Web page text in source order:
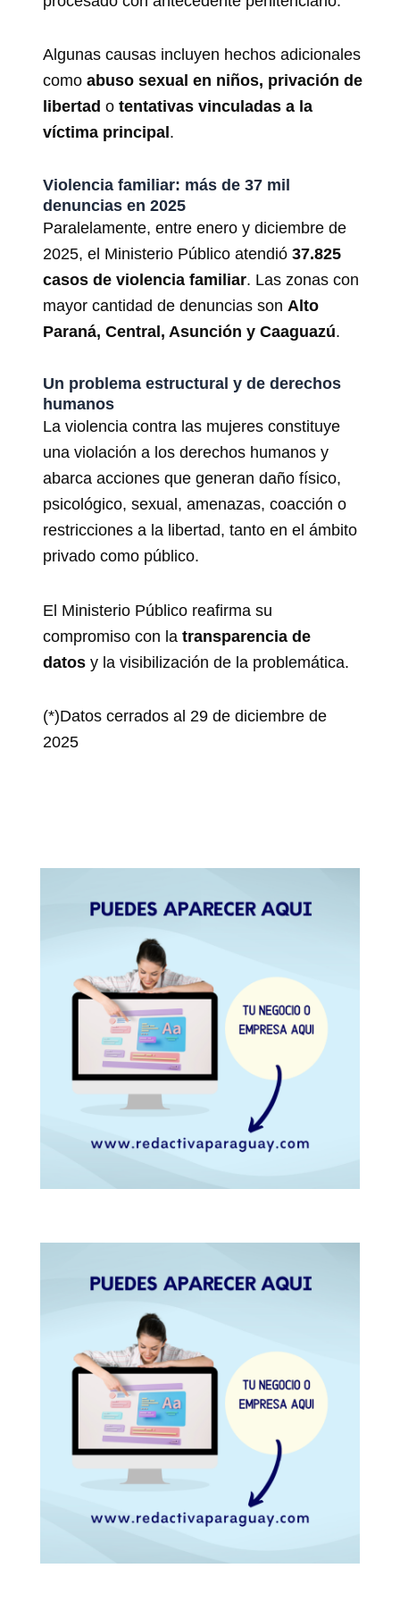
Algunas causas incluyen hechos adicionales
como abuso sexual en niños, privación de
libertad o tentativas vinculadas a la
víctima principal .
Violencia familiar: más de 37 mil
denuncias en 2025
Paralelamente, entre enero y diciembre de
2025, el Ministerio Público atendió 37.825
casos de violencia familiar. Las zonas con
mayor cantidad de denuncias son Alto
Paraná, Central, Asunción y Caaguazú.
Un problema estructural y de derechos
humanos
La violencia contra las mujeres constituye
una violación a los derechos humanos y
abarca acciones que generan daño físico,
psicológico, sexual, amenazas, coacción o
restricciones a la libertad, tanto en el ámbito
privado como público.
El Ministerio Público reafirma su
compromiso con la transparencia de
datosy la visibilización de la problemática.
(*)Datos cerrados al 29 de diciembre de
2025